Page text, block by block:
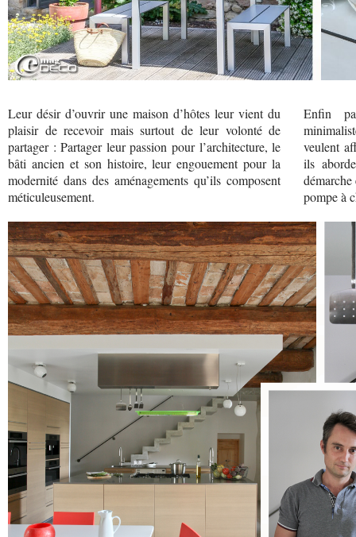
Leur désir d’ouvrir une maison d’hôtes leur vient du
plaisir de recevoir mais surtout de leur volonté de
partager : Partager leur passion pour l’architecture, le
bâti ancien et son histoire, leur engouement pour la
modernité dans des aménagements qu’ils composent
méticuleusement.
Enfin
veulent
ils
pompe à